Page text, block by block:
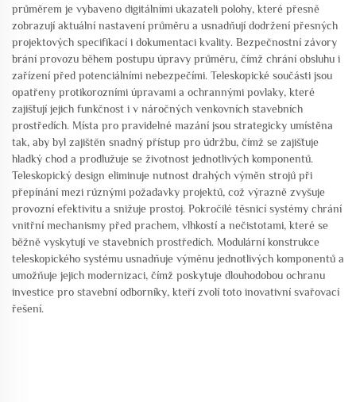
průměrem je vybaveno digitálními ukazateli polohy, které přesně
zobrazují aktuální nastavení průměru a usnadňují dodržení přesných
projektových specifikací i dokumentaci kvality. Bezpečnostní závory
brání provozu během postupu úpravy průměru, čímž chrání obsluhu i
zařízení před potenciálními nebezpečími. Teleskopické součásti jsou
opatřeny protikorozními úpravami a ochrannými povlaky, které
zajišťují jejich funkčnost i v náročných venkovních stavebních
prostředích. Místa pro pravidelné mazání jsou strategicky umístěna
tak, aby byl zajištěn snadný přístup pro údržbu, čímž se zajišťuje
hladký chod a prodlužuje se životnost jednotlivých komponentů.
Teleskopický design eliminuje nutnost drahých výměn strojů při
přepínání mezi různými požadavky projektů, což výrazně zvyšuje
provozní efektivitu a snižuje prostoj. Pokročilé těsnicí systémy chrání
vnitřní mechanismy před prachem, vlhkostí a nečistotami, které se
běžně vyskytují ve stavebních prostředích. Modulární konstrukce
teleskopického systému usnadňuje výměnu jednotlivých komponentů a
umožňuje jejich modernizaci, čímž poskytuje dlouhodobou ochranu
investice pro stavební odborníky, kteří zvolí toto inovativní svařovací
řešení.